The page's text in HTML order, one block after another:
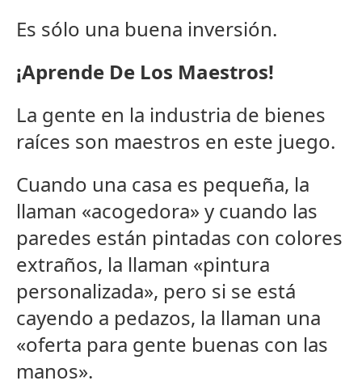
Es sólo una buena inversión.
¡Aprende De Los Maestros!
La gente en la industria de bienes
raíces son maestros en este juego.
Cuando una casa es pequeña, la
llaman «acogedora» y cuando las
paredes están pintadas con colores
extraños, la llaman «pintura
personalizada», pero si se está
cayendo a pedazos, la llaman una
«oferta para gente buenas con las
manos».